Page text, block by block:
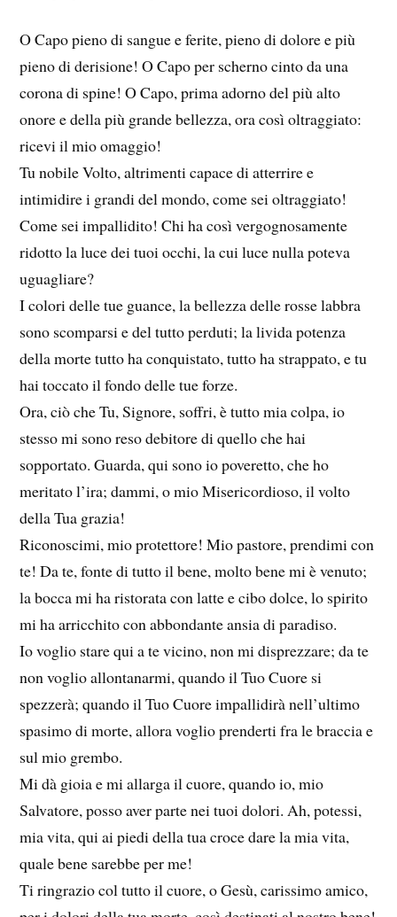
O Capo pieno di sangue e ferite, pieno di dolore e più
pieno di derisione! O Capo per scherno cinto da una
corona di spine! O Capo, prima adorno del più alto
onore e della più grande bellezza, ora così oltraggiato:
ricevi il mio omaggio!
Tu nobile Volto, altrimenti capace di atterrire e
intimidire i grandi del mondo, come sei oltraggiato!
Come sei impallidito! Chi ha così vergognosamente
ridotto la luce dei tuoi occhi, la cui luce nulla poteva
uguagliare?
I colori delle tue guance, la bellezza delle rosse labbra
sono scomparsi e del tutto perduti; la livida potenza
della morte tutto ha conquistato, tutto ha strappato, e tu
hai toccato il fondo delle tue forze.
Ora, ciò che Tu, Signore, soffri, è tutto mia colpa, io
stesso mi sono reso debitore di quello che hai
sopportato. Guarda, qui sono io poveretto, che ho
meritato l’ira; dammi, o mio Misericordioso, il volto
della Tua grazia!
Riconoscimi, mio protettore! Mio pastore, prendimi con
te! Da te, fonte di tutto il bene, molto bene mi è venuto;
la bocca mi ha ristorata con latte e cibo dolce, lo spirito
mi ha arricchito con abbondante ansia di paradiso.
Io voglio stare qui a te vicino, non mi disprezzare; da te
non voglio allontanarmi, quando il Tuo Cuore si
spezzerà; quando il Tuo Cuore impallidirà nell’ultimo
spasimo di morte, allora voglio prenderti fra le braccia e
sul mio grembo.
Mi dà gioia e mi allarga il cuore, quando io, mio
Salvatore, posso aver parte nei tuoi dolori. Ah, potessi,
mia vita, qui ai piedi della tua croce dare la mia vita,
quale bene sarebbe per me!
Ti ringrazio col tutto il cuore, o Gesù, carissimo amico,